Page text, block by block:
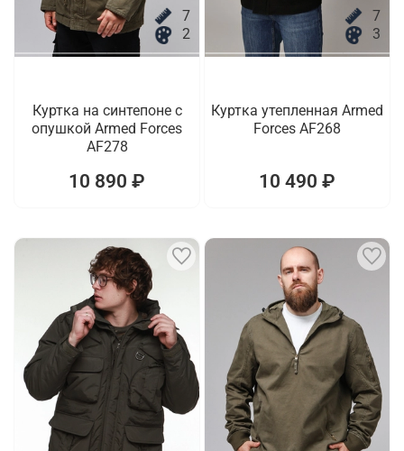
7
2
Куртка на синтепоне с
опушкой Armed Forces
AF278
10 890 ₽
7
3
Куртка утепленная Armed
Forces AF268
10 490 ₽